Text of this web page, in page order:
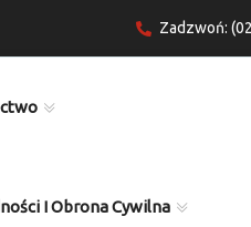
Zadzwoń:
I Obrona Cywilna